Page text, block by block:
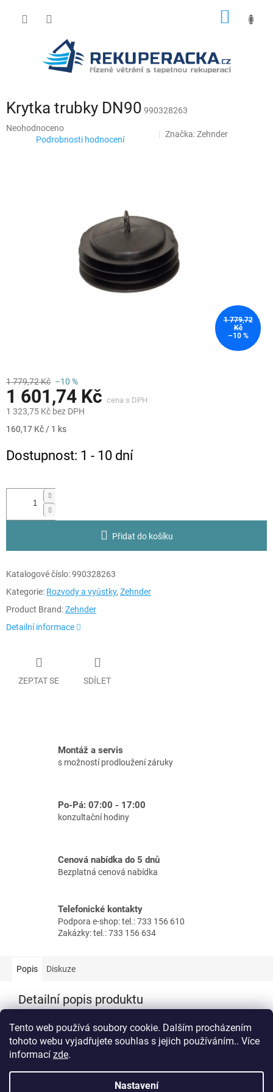
Tento web používá soubory cookie. Dalším procházením
tohoto webu vyjadřujete souhlas s jejich používáním.. Více
informací zde.
Nastavení
Krytka trubky DN90 990328263
Průměrné
hodnocení
Neohodnoceno
Podrobnosti hodnocení
Značka:Zehnder
1 779,72
Kč
–10 %
1 779,72 Kč –10 %
1 601,74 Kč
1 323,75 Kč bez DPH
Měrná
160,17 Kč / 1 ks
Dostupnost: 1 - 10 dní
Přidat do košíku
Katalogové číslo:990328263
Kategorie: Rozvody a vyústky, Zehnder
Product Brand:Zehnder
Detailní informace
ZEPTAT SE SDÍLET
Montáž a servis
s možností prodloužení záruky
Po-Pá: 07:00 - 17:00
konzultační hodiny
Cenová nabídka do 5 dnů
Bezplatná cenová nabídka
Telefonické kontakty
Podpora e-shop: tel.: 733 156 610
Zakázky: tel.: 733 156 634
Popis Diskuze
Detailní popis produktu
ks.
Vytvořil Shoptet